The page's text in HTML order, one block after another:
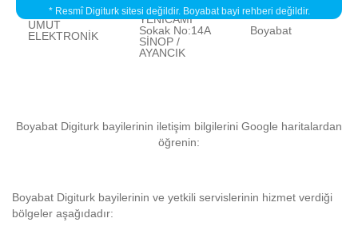
* Resmî Digiturk sitesi değildir. Boyabat bayi rehberi değildir.
UMUT
ELEKTRONİK
YALI Mahallesi
YENİCAMİ
Sokak No:14A
SİNOP /
AYANCIK
Boyabat
Boyabat Digiturk bayilerinin iletişim bilgilerini Google haritalardan
öğrenin:
Boyabat Digiturk bayilerinin ve yetkili servislerinin hizmet verdiği
bölgeler aşağıdadır: